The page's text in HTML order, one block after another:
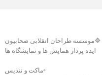
🔷موسسه طراحان انقلابی صحابیون
ایده پرداز همایش ها و نمایشگاه ها
▫️ماکت و تندیس